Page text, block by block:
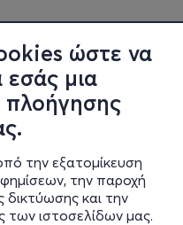
ώστε να
εσάς μια
πλοήγησης
την εξατομίκευση
την παροχή
δικτύωσης και την
των ιστοσελίδων μας.